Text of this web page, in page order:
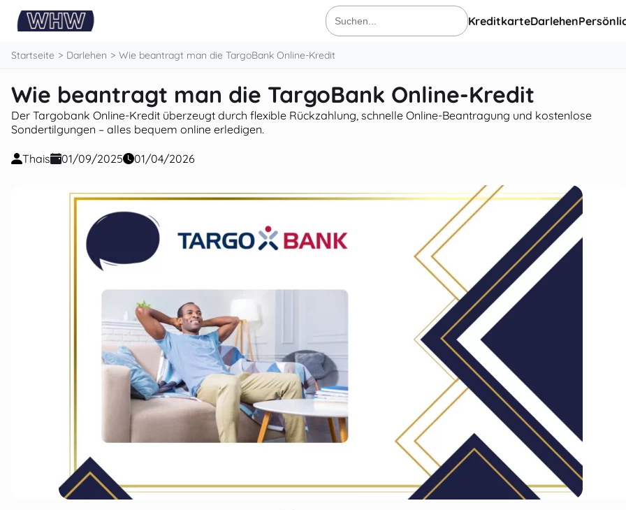
Suche
nach:
KreditkarteDarlehen
Startseite Darlehen Wie beantragt man die TargoBank Online-Kredit
Wie beantragt man die TargoBank Online-Kredit
Der Targobank Online-Kredit überzeugt durch flexible Rückzahlung, schnelle Online-Beantragung und kostenlose
Sondertilgungen – alles bequem online erledigen.
Thais 01/09/2025 01/04/2026